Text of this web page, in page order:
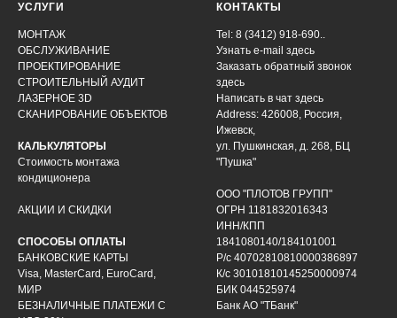
УСЛУГИ
МОНТАЖ
ОБСЛУЖИВАНИЕ
ПРОЕКТИРОВАНИЕ
СТРОИТЕЛЬНЫЙ АУДИТ
ЛАЗЕРНОЕ 3D
СКАНИРОВАНИЕ ОБЪЕКТОВ
КАЛЬКУЛЯТОРЫ
Стоимость монтажа
кондиционера
АКЦИИ И СКИДКИ
СПОСОБЫ ОПЛАТЫ
БАНКОВСКИЕ КАРТЫ
Visa, MasterCard, EuroCard,
МИР
БЕЗНАЛИЧНЫЕ ПЛАТЕЖИ С
КОНТАКТЫ
Tel: 8 (3412) 918-690..
Узнать e-mail здесь
Заказать обратный звонок
здесь
Написать в чат здесь
Address: 426008, Россия,
Ижевск,
ул. Пушкинская, д. 268, БЦ
"Пушка"
ООО "ПЛОТОВ ГРУПП"
ОГРН 1181832016343
ИНН/КПП
1841080140/184101001
Р/с 40702810810000386897
К/с 30101810145250000974
БИК 044525974
Банк АО "ТБанк"